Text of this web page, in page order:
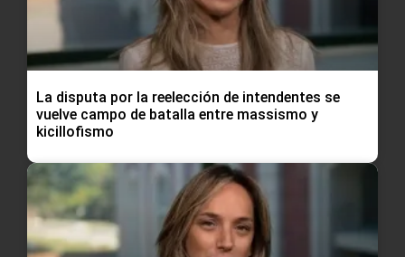
La disputa por la reelección de intendentes se
vuelve campo de batalla entre massismo y
kicillofismo